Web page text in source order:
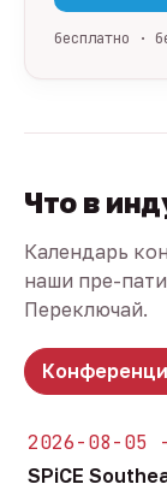
бесплатно ·
Что в
Календарь
наши пре-
Переключай.
2026-08-05
SPiCE